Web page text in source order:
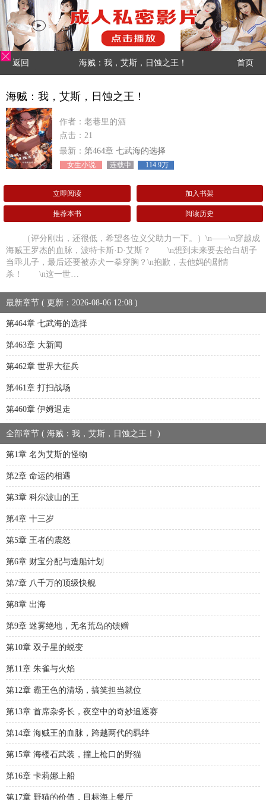
返回 海贼：我，艾斯，日蚀之王！ 首页
海贼：我，艾斯，日蚀之王！
作者：老巷里的酒
点击：21
最新： 第464章 七武海的选择
女生小说 连载中 114.9万
立即阅读 加入书架
推荐本书 阅读历史
（评分刚出，还很低，希望各位义父助力一下。）\n——\n穿越成
海贼王罗杰的血脉，波特卡斯·D·艾斯？ \n想到未来要去给白胡子
当乖儿子，最后还要被赤犬一拳穿胸？\n抱歉，去他妈的剧情
杀！ \n这一世…
最新章节 ( 更新：2026-08-06 12:08 )
第464章 七武海的选择
第463章 大新闻
第462章 世界大征兵
第461章 打扫战场
第460章 伊姆退走
全部章节 ( 海贼：我，艾斯，日蚀之王！ )
第1章 名为艾斯的怪物
第2章 命运的相遇
第3章 科尔波山的王
第4章 十三岁
第5章 王者的震怒
第6章 财宝分配与造船计划
第7章 八千万的顶级快舰
第8章 出海
第9章 迷雾绝地，无名荒岛的馈赠
第10章 双子星的蜕变
第11章 朱雀与火焰
第12章 霸王色的清场，搞笑担当就位
第13章 首席杂务长，夜空中的奇妙追逐赛
第14章 海贼王的血脉，跨越两代的羁绊
第15章 海楼石武装，撞上枪口的野猫
第16章 卡莉娜上船
第17章 野猫的价值，目标海上餐厅